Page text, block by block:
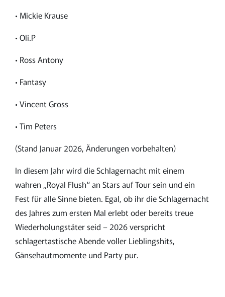
• Mickie Krause
• Oli.P
• Ross Antony
• Fantasy
• Vincent Gross
• Tim Peters
(Stand Januar 2026, Änderungen vorbehalten)
In diesem Jahr wird die Schlagernacht mit einem
wahren „Royal Flush“ an Stars auf Tour sein und ein
Fest für alle Sinne bieten. Egal, ob ihr die Schlagernacht
des Jahres zum ersten Mal erlebt oder bereits treue
Wiederholungstäter seid – 2026 verspricht
schlagertastische Abende voller Lieblingshits,
Gänsehautmomente und Party pur.